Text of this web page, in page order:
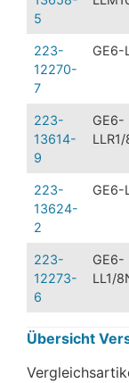
5
223-
12270-
7
GE6-
223-
13614-
9
GE6-
LLR1/
223-
13624-
2
GE6-
223-
12273-
6
GE6-
LL1/
Übersicht